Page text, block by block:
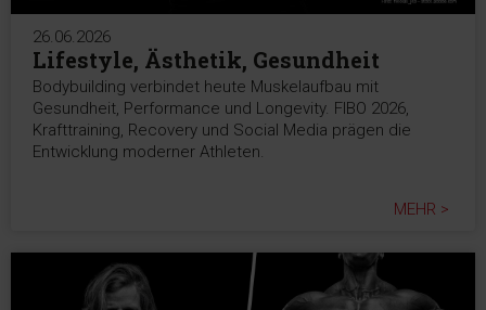
26.06.2026
Lifestyle, Ästhetik, Gesundheit
Bodybuilding verbindet heute Muskelaufbau mit
Gesundheit, Performance und Longevity. FIBO 2026,
Krafttraining, Recovery und Social Media prägen die
Entwicklung moderner Athleten.
MEHR >